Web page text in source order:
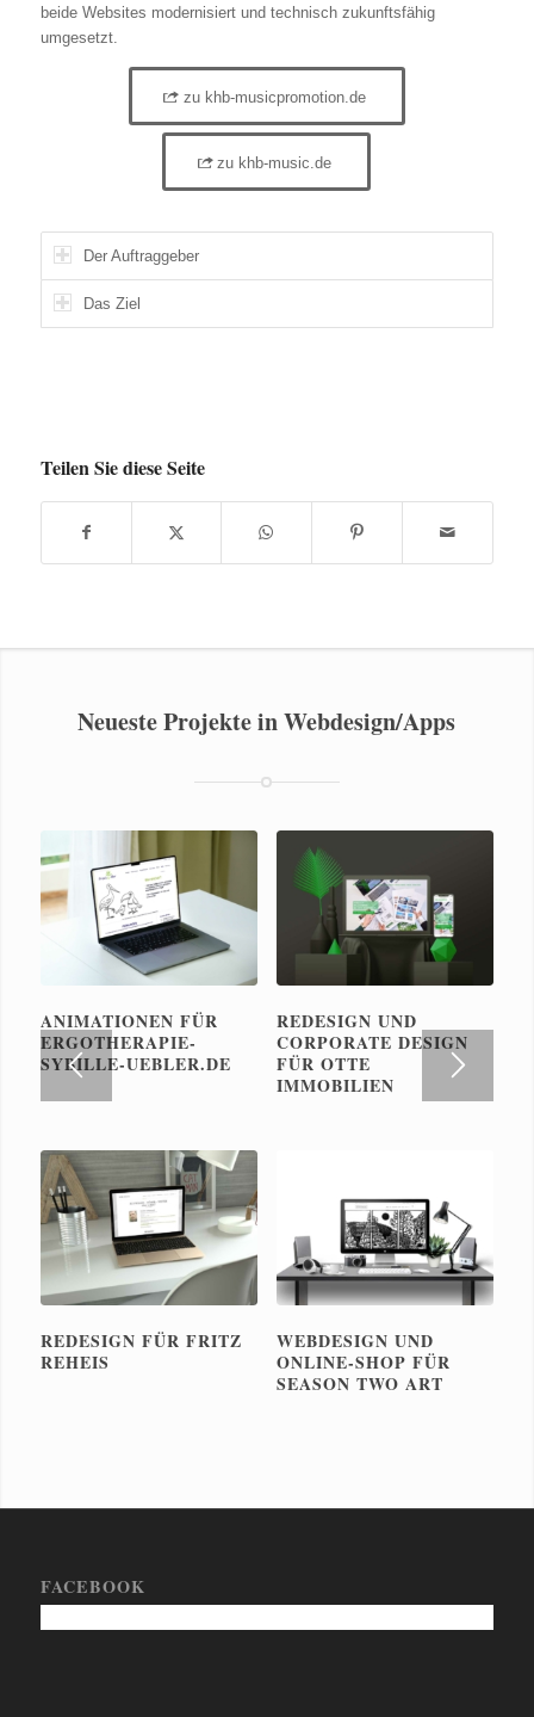
beide Websites modernisiert und technisch zukunftsfähig
umgesetzt.
zu khb-musicpromotion.de
zu khb-music.de
Der Auftraggeber
Das Ziel
Teilen Sie diese Seite
Neueste Projekte in Webdesign/Apps
ANIMATIONEN FÜR
ERGOTHERAPIE-
SYBILLE-UEBLER.DE
REDESIGN UND
CORPORATE DESIGN
FÜR OTTE
IMMOBILIEN
REDESIGN FÜR FRITZ
REHEIS
WEBDESIGN UND
ONLINE-SHOP FÜR
SEASON TWO ART
FACEBOOK